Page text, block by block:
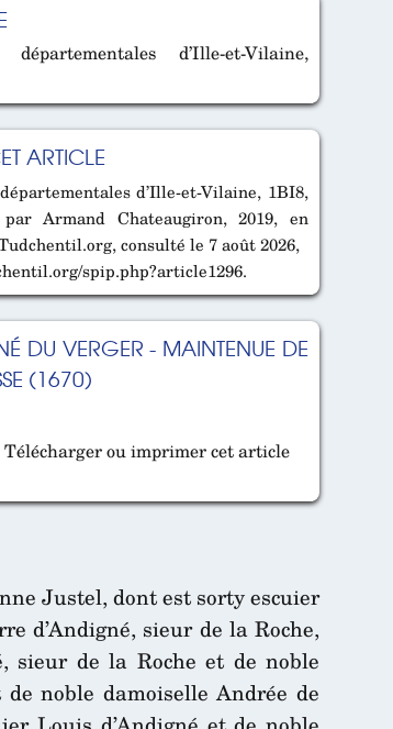
départementales d’Ille-et-Vilaine,
ARTICLE
d’Ille-et-Vilaine, 1BI8,
Armand Chateaugiron, 2019, en
consulté le 7 août 2026,
spip.php?article1296.
DU VERGER - MAINTENUE DE
(1670)
Télécharger ou imprimer cet article
Justel, dont est sorty escuier
d’Andigné, sieur de la Roche,
sieur de la Roche et de noble
noble damoiselle Andrée de